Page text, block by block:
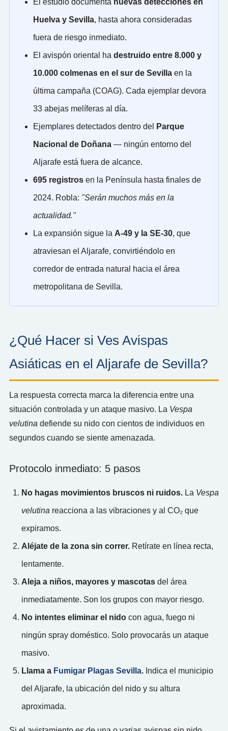
El estudio documenta nuevas detecciones en
Huelva y Sevilla, hasta ahora consideradas
fuera de riesgo inmediato.
El avispón oriental ha destruido entre 8.000 y
10.000 colmenas en el sur de Sevillaen la
última campaña (COAG). Cada ejemplar devora
33 abejas melíferas al día.
Ejemplares detectados dentro del Parque
Nacional de Doñana— ningún entorno del
Aljarafe está fuera de alcance.
695 registrosen la Península hasta finales de
2024. Robla: "Serán muchos más en la
actualidad."
La expansión sigue la A-49 y la SE-30, que
atraviesan el Aljarafe, convirtiéndolo en
corredor de entrada natural hacia el área
metropolitana de Sevilla.
¿Qué Hacer si Ves Avispas
Asiáticas en el Aljarafe de Sevilla?
La respuesta correcta marca la diferencia entre una
situación controlada y un ataque masivo. La Vespa
velutina defiende su nido con cientos de individuos en
segundos cuando se siente amenazada.
Protocolo inmediato: 5 pasos
No hagas movimientos bruscos ni ruidos.La Vespa
velutina reacciona a las vibraciones y al CO₂ que
expiramos.
Aléjate de la zona sin correr.Retírate en línea recta,
lentamente.
Aleja a niños, mayores y mascotasdel área
inmediatamente. Son los grupos con mayor riesgo.
No intentes eliminar el nidocon agua, fuego ni
ningún spray doméstico. Solo provocarás un ataque
masivo.
Llama a Fumigar Plagas Sevilla.Indica el municipio
del Aljarafe, la ubicación del nido y su altura
aproximada.